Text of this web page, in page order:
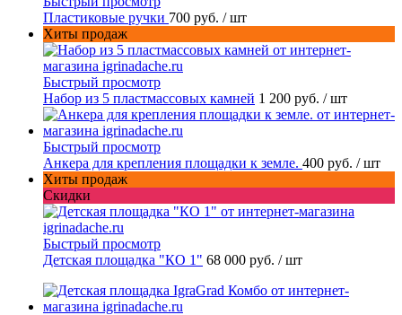
Пластиковые ручки 700 руб. / шт
Хиты продаж
Быстрый просмотр
Набор из 5 пластмассовых камней 1 200 руб. / шт
Быстрый просмотр
Анкера для крепления площадки к земле. 400 руб. / шт
Хиты продаж
Скидки
Быстрый просмотр
Детская площадка "КО 1" 68 000 руб. / шт